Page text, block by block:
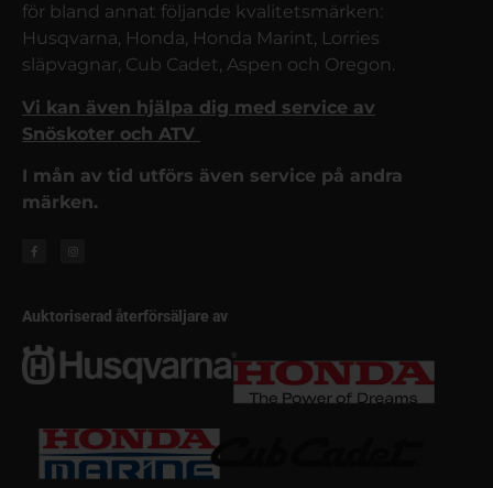
för bland annat följande kvalitetsmärken:
Husqvarna, Honda, Honda Marint, Lorries
släpvagnar, Cub Cadet, Aspen och Oregon.
Vi kan även hjälpa dig med service av
Snöskoter och ATV
I mån av tid utförs även service på andra
märken.
Auktoriserad återförsäljare av